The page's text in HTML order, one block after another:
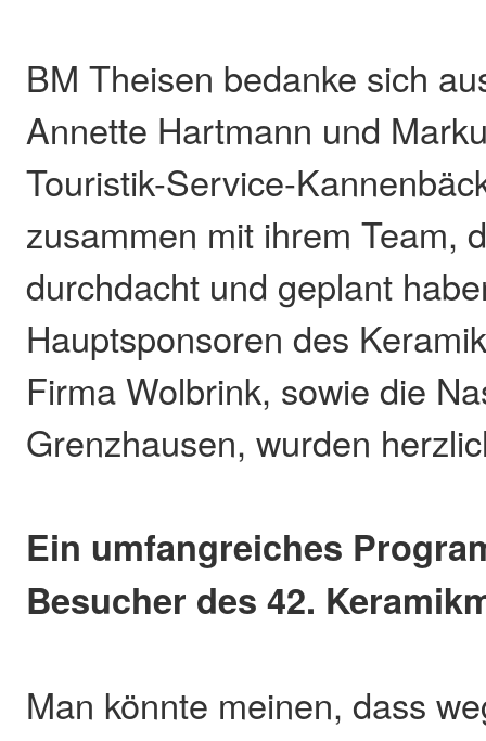
BM Theisen bedanke sich
Annette Hartmann und
Touristik-Service-
zusammen mit ihrem Team,
durchdacht und geplant
Hauptsponsoren des
Firma Wolbrink, sowie die
Grenzhausen, wurden
Ein umfangreiches
Besucher des 42.
Man könnte meinen, dass